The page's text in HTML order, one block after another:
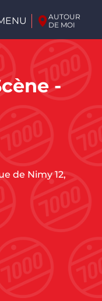
AUTOUR
DE MOI
-
de Nimy 12,